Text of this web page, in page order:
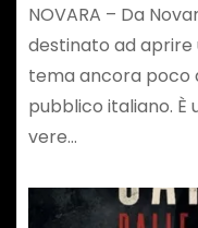
NOVARA – Da
destinato ad aprire
tema ancora
pubblico italiano. È
vere…